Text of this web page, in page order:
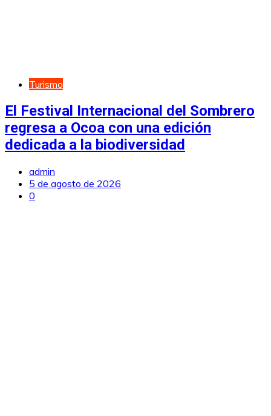
Turismo
El Festival Internacional del Sombrero
regresa a Ocoa con una edición
dedicada a la biodiversidad
admin
5 de agosto de 2026
0